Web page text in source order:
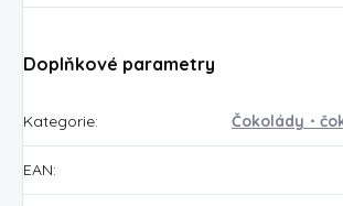
Doplňkové parametry
Kategorie: Čokolády・
EAN: